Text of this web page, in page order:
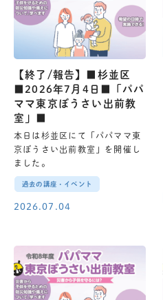
【終了/報告】■杉並区
■2026年7月4日■「パパ
ママ東京ぼうさい出前教
室」■
本日は杉並区にて「パパママ東
京ぼうさい出前教室」を開催し
ました。
過去の講座・イベント
2026.07.04